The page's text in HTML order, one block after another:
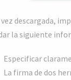
vez descargada,
la siguiente
Especificar
La firma de dos